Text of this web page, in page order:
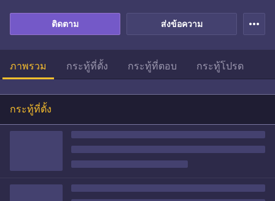
ส่งข้อความ
ติดตาม more_horiz
ภาพรวม กระทู้ที่ตั้ง กระทู้ที่ตอบ กระทู้โปรด
กระทู้ที่ตั้ง